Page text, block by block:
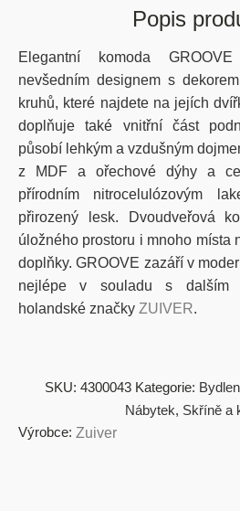
Popis
Elegantní komoda
nevšedním designem s
kruhů, které najdete na jejích
doplňuje také vnitřní část
působí lehkým a vzdušným
z MDF a ořechové dýhy a
přírodním nitrocelulózovým
přirozený lesk. Dvoudveřová
úložného prostoru i mnoho místa
doplňky. GROOVE zazáří v
nejlépe v souladu s dalším
holandské značky ZUIVER.
SKU: 4300043 Kategorie:
Nábytek, Skříně a
Výrobce: Zuiver